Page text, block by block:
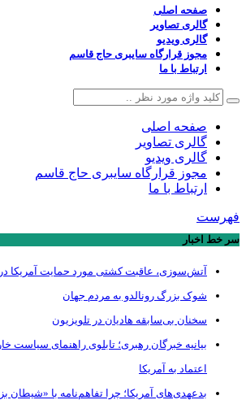
صفحه اصلی
گالری تصاویر
گالری ویدیو
مجوز قرارگاه سایبری حاج قاسم
ارتباط با ما
صفحه اصلی
گالری تصاویر
گالری ویدیو
مجوز قرارگاه سایبری حاج قاسم
ارتباط با ما
فهرست
سر خط اخبار
آتش‌سوزی، عاقبت کشتی مورد حمایت آمریکا
شوک بزرگ رونالدو به مردم جهان
سخنان بی‌سابقه هادیان در تلویزیون
بیانیه خبرگان رهبری؛ تابلوی راهنمای سیاست
اعتماد به آمریکا
بدعهدی‌های آمریکا؛ چرا تفاهم‌نامه با «شیطان